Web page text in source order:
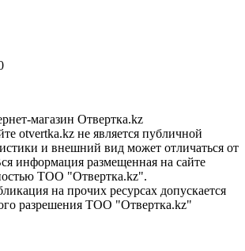
магазин Отвертка.kz
otvertka.kz не является публичной
и внешний вид может отличаться от
информация размещенная на сайте
ТОО "Отвертка.kz".
на прочих ресурсах допускается
разрешения ТОО "Отвертка.kz"